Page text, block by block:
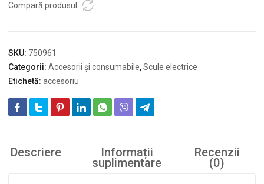
pe
Compară produsul
SKU: 750961
Categorii: Accesorii și consumabile,Scule electrice
Etichetă: accesoriu
Descriere Informații
suplimentare
Recenzii
(0)